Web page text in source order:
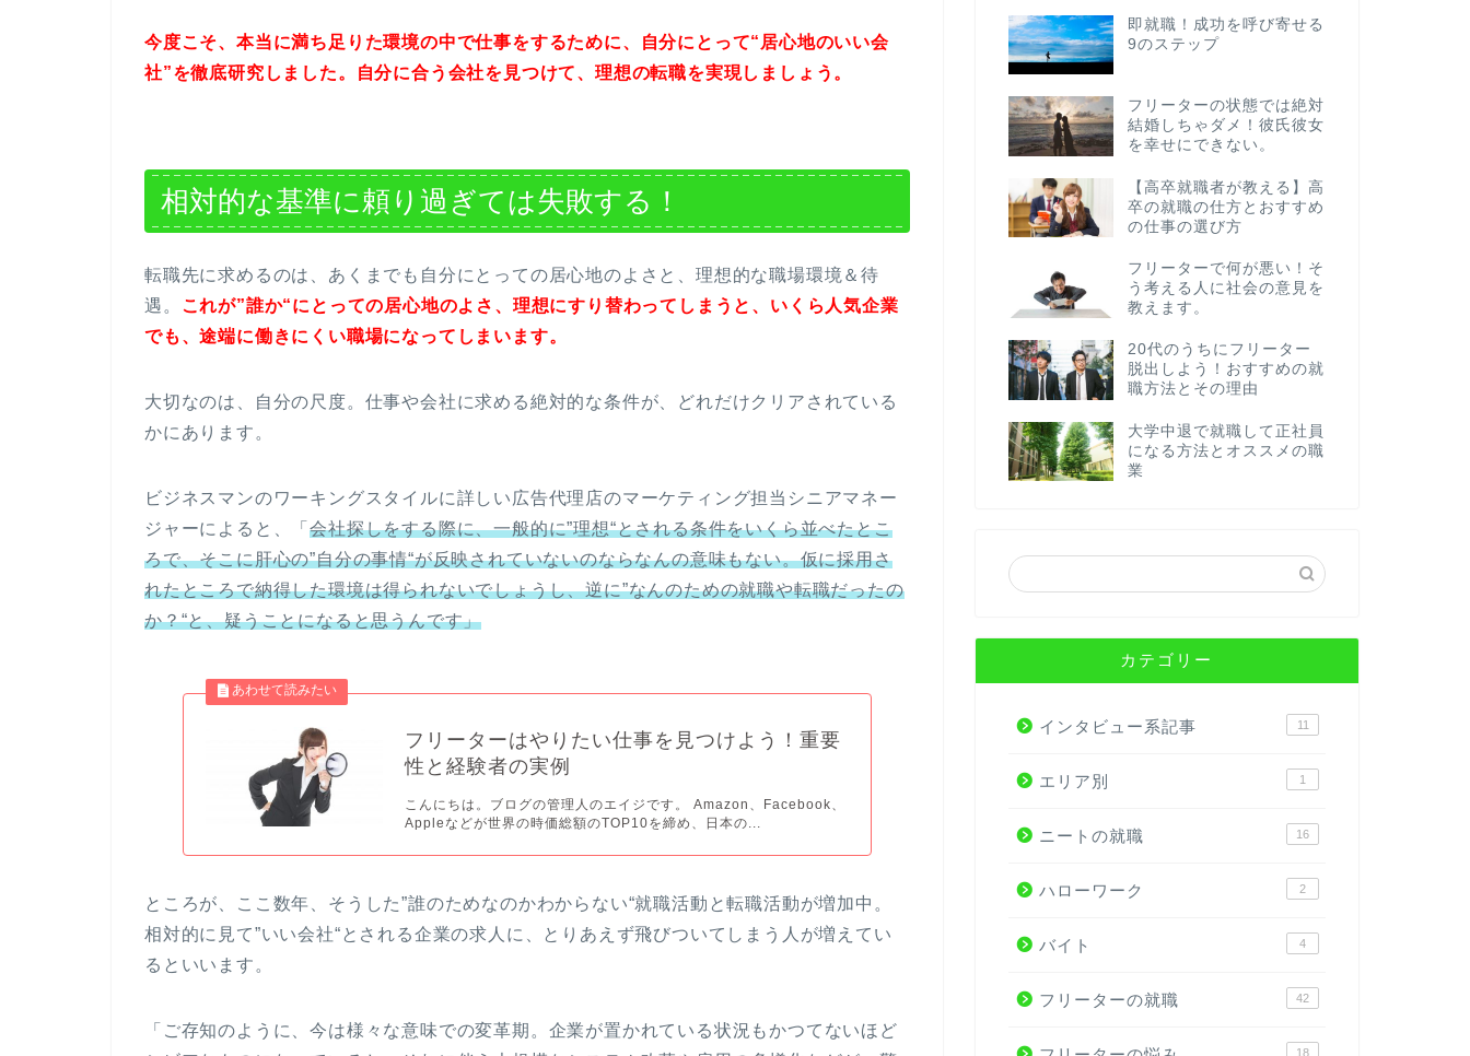
今度こそ、本当に満ち足りた環境の中で仕事をするために、自分にとって“居心地のいい会
社”を徹底研究しました。自分に合う会社を見つけて、理想の転職を実現しましょう。
相対的な基準に頼り過ぎては失敗する！
転職先に求めるのは、あくまでも自分にとっての居心地のよさと、理想的な職場環境＆待
遇。 これが”誰か“にとっての居心地のよさ、理想にすり替わってしまうと、いくら人気企業
でも、途端に働きにくい職場になってしまいます。
大切なのは、自分の尺度。仕事や会社に求める絶対的な条件が、どれだけクリアされている
かにあります。
ビジネスマンのワーキングスタイルに詳しい広告代理店のマーケティング担当シニアマネー
ジャーによると、「会社探しをする際に、一般的に”理想“とされる条件をいくら並べたとこ
ろで、そこに肝心の”自分の事情“が反映されていないのならなんの意味もない。仮に採用さ
れたところで納得した環境は得られないでしょうし、逆に”なんのための就職や転職だったの
か？“と、疑うことになると思うんです」
フリーターはやりたい仕事を見つけよう！重要
性と経験者の実例
こんにちは。ブログの管理人のエイジです。 Amazon、Facebook、
Appleなどが世界の時価総額のTOP10を締め、日本の...
ところが、ここ数年、そうした”誰のためなのかわからない“就職活動と転職活動が増加中。
相対的に見て”いい会社“とされる企業の求人に、とりあえず飛びついてしまう人が増えてい
るといいます。
「ご存知のように、今は様々な意味での変革期。企業が置かれている状況もかつてないほど
即就職！成功を呼び寄せる
9のステップ
フリーターの状態では絶対
結婚しちゃダメ！彼氏彼女
を幸せにできない。
【高卒就職者が教える】高
卒の就職の仕方とおすすめ
の仕事の選び方
フリーターで何が悪い！そ
う考える人に社会の意見を
教えます。
20代のうちにフリーター
脱出しよう！おすすめの就
職方法とその理由
大学中退で就職して正社員
になる方法とオススメの職
業
カテゴリー
インタビュー系記事 11
エリア別 1
ニートの就職 16
ハローワーク 2
バイト 4
フリーターの就職 42
18